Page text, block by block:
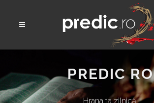
PREDIC RO
Hrana ta zilnică!